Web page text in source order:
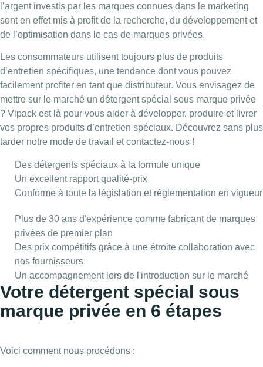
l’argent investis par les marques connues dans le marketing
sont en effet mis à profit de la recherche, du développement et
de l’optimisation dans le cas de marques privées.
Les consommateurs utilisent toujours plus de produits
d’entretien spécifiques, une tendance dont vous pouvez
facilement profiter en tant que distributeur. Vous envisagez de
mettre sur le marché un détergent spécial sous marque privée
? Vipack est là pour vous aider à développer, produire et livrer
vos propres produits d’entretien spéciaux. Découvrez sans plus
tarder notre mode de travail et contactez-nous !
Des détergents spéciaux à la formule unique
Un excellent rapport qualité-prix
Conforme à toute la législation et règlementation en vigueur
Plus de 30 ans d'expérience comme fabricant de marques
privées de premier plan
Des prix compétitifs grâce à une étroite collaboration avec
nos fournisseurs
Un accompagnement lors de l'introduction sur le marché
Votre détergent spécial sous
marque privée en 6 étapes
Voici comment nous procédons :